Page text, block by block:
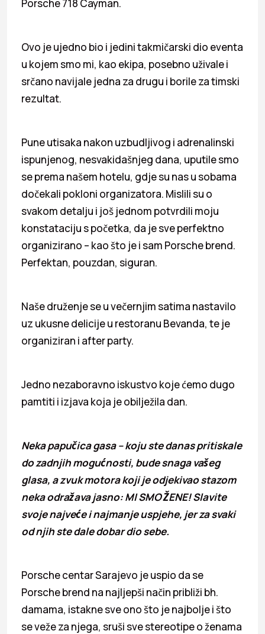
Porsche 718 Cayman.
Ovo je ujedno bio i jedini takmičarski dio eventa
u kojem smo mi, kao ekipa, posebno uživale i
srčano navijale jedna za drugu i borile za timski
rezultat.
Pune utisaka nakon uzbudljivog i adrenalinski
ispunjenog, nesvakidašnjeg dana, uputile smo
se prema našem hotelu, gdje su nas u sobama
dočekali pokloni organizatora. Mislili su o
svakom detalju i još jednom potvrdili moju
konstataciju s početka, da je sve perfektno
organizirano – kao što je i sam Porsche brend.
Perfektan, pouzdan, siguran.
Naše druženje se u večernjim satima nastavilo
uz ukusne delicije u restoranu Bevanda, te je
organiziran i after party.
Jedno nezaboravno iskustvo koje ćemo dugo
pamtiti i izjava koja je obilježila dan.
Neka papučica gasa – koju ste danas pritiskale
do zadnjih mogućnosti, bude snaga vašeg
glasa, a zvuk motora koji je odjekivao stazom
neka odražava jasno: MI SMO ŽENE! Slavite
svoje najveće i najmanje uspjehe, jer za svaki
od njih ste dale dobar dio sebe.
Porsche centar Sarajevo je uspio da se
Porsche brend na najljepši način približi bh.
damama, istakne sve ono što je najbolje i što
se veže za njega, sruši sve stereotipe o ženama